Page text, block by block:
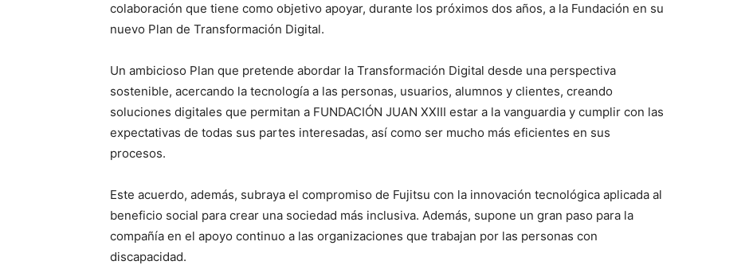
colaboración que tiene como objetivo apoyar, durante los próximos dos años, a la Fundación en su
nuevo Plan de Transformación Digital.
Un ambicioso Plan que pretende abordar la Transformación Digital desde una perspectiva
sostenible, acercando la tecnología a las personas, usuarios, alumnos y clientes, creando
soluciones digitales que permitan a FUNDACIÓN JUAN XXIII estar a la vanguardia y cumplir con las
expectativas de todas sus partes interesadas, así como ser mucho más eficientes en sus
procesos.
Este acuerdo, además, subraya el compromiso de Fujitsu con la innovación tecnológica aplicada al
beneficio social para crear una sociedad más inclusiva. Además, supone un gran paso para la
compañía en el apoyo continuo a las organizaciones que trabajan por las personas con
discapacidad.